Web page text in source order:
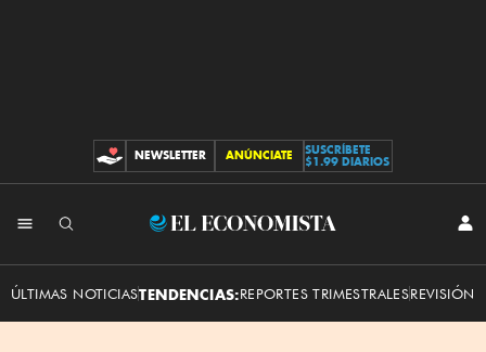
CONTRIBUCIONES
NEWSLETTER ANÚNCIATE
SUSCRÍBETE
$1.99 DIARIOS
El
ÚLTIMAS NOTICIASTENDENCIAS:REPORTES TRIMESTRALESREVISIÓN